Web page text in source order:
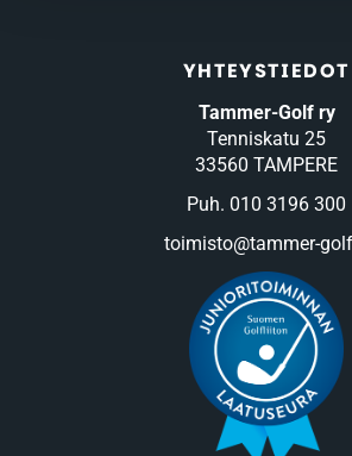
YHTEYSTIEDOT
Tammer-Golf ry
Tenniskatu 25
33560 TAMPERE
Puh. 010 3196 300
toimisto@tammer-